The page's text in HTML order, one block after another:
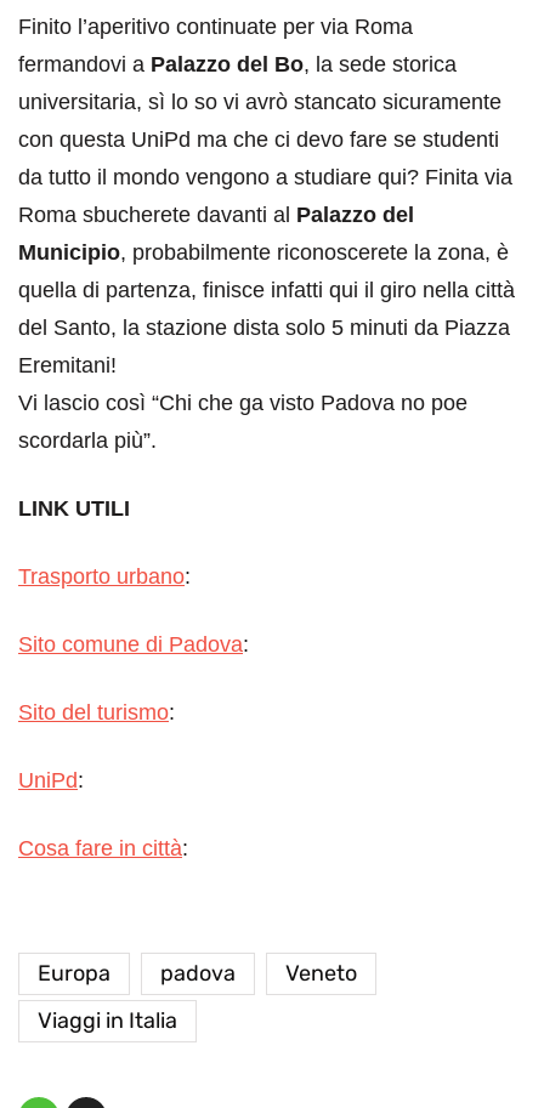
Finito l’aperitivo continuate per via Roma
fermandovi a Palazzo del Bo, la sede storica
universitaria, sì lo so vi avrò stancato sicuramente
con questa UniPd ma che ci devo fare se studenti
da tutto il mondo vengono a studiare qui? Finita via
Roma sbucherete davanti al Palazzo del
Municipio, probabilmente riconoscerete la zona, è
quella di partenza, finisce infatti qui il giro nella città
del Santo, la stazione dista solo 5 minuti da Piazza
Eremitani!
Vi lascio così “Chi che ga visto Padova no poe
scordarla più”.
LINK UTILI
Trasporto urbano:
Sito comune di Padova:
Sito del turismo:
UniPd:
Cosa fare in città:
Europa padova
Veneto
Viaggi in Italia